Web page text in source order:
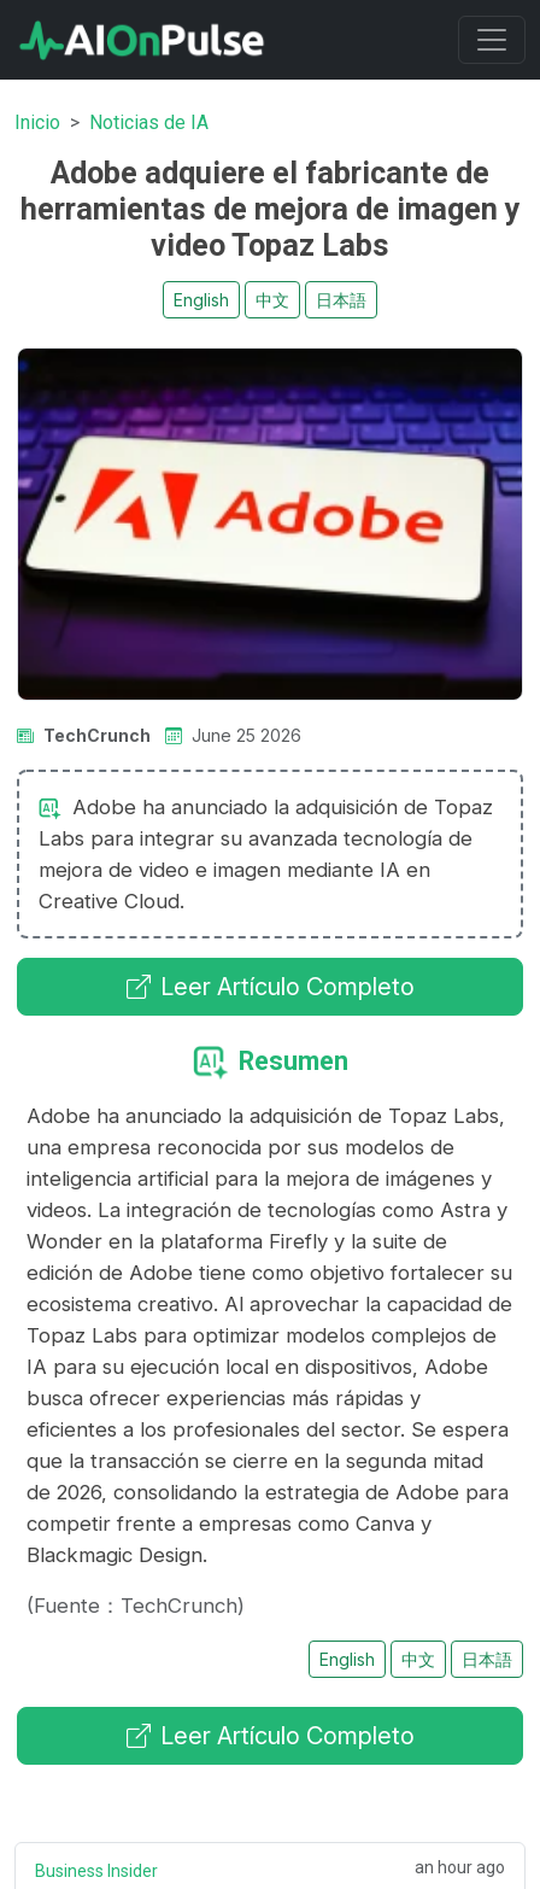
Inicio Noticias de IA
Adobe adquiere el fabricante de
herramientas de mejora de imagen y
video Topaz Labs
English 中文 日本語
TechCrunch June 25 2026
Adobe ha anunciado la adquisición de Topaz
Labs para integrar su avanzada tecnología de
mejora de video e imagen mediante IA en
Creative Cloud.
Leer Artículo Completo
Resumen
Adobe ha anunciado la adquisición de Topaz Labs,
una empresa reconocida por sus modelos de
inteligencia artificial para la mejora de imágenes y
videos. La integración de tecnologías como Astra y
Wonder en la plataforma Firefly y la suite de
edición de Adobe tiene como objetivo fortalecer su
ecosistema creativo. Al aprovechar la capacidad de
Topaz Labs para optimizar modelos complejos de
IA para su ejecución local en dispositivos, Adobe
busca ofrecer experiencias más rápidas y
eficientes a los profesionales del sector. Se espera
que la transacción se cierre en la segunda mitad
de 2026, consolidando la estrategia de Adobe para
competir frente a empresas como Canva y
Blackmagic Design.
(Fuente：TechCrunch)
English 中文 日本語
Leer Artículo Completo
Business Insider an hour ago